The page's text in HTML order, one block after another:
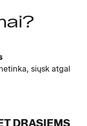
siųsk atgal
DRĄSIEMS